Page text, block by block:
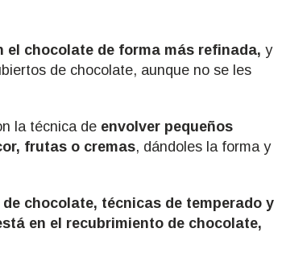
el chocolate de forma más refinada,y
de chocolate, aunque no se les
la técnica de envolver pequeños
frutas o cremas, dándoles la forma y
chocolate, técnicas de temperado y
en el recubrimiento de chocolate,